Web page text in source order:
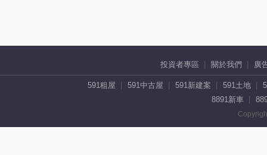
投資者專區 關於我們 廣
591租屋 591中古屋 591新建案 591土地
8891新車